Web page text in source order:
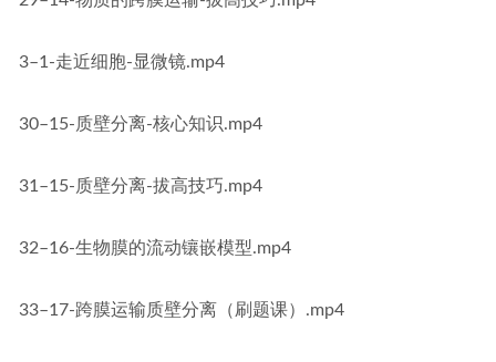
3–1-走近细胞-显微镜.mp4
30–15-质壁分离-核心知识.mp4
31–15-质壁分离-拔高技巧.mp4
32–16-生物膜的流动镶嵌模型.mp4
33–17-跨膜运输质壁分离（刷题课）.mp4